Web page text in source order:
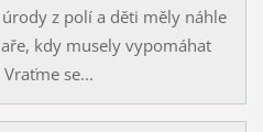
z polí a děti měly náhle
kdy musely vypomáhat
se...